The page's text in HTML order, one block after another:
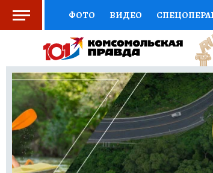
ФОТО ВИДЕО
СОЦПОДДЕРЖКА НАУКА
ВЫБОР ЭКСПЕРТОВ ДОКТОР
КНИЖНАЯ ПОЛКА
ПРЕСС-ЦЕНТР
РАДИО КП РЕКЛАМА